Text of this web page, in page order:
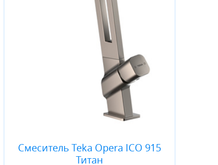
Смеситель Teka Opera ICO 915
Титан